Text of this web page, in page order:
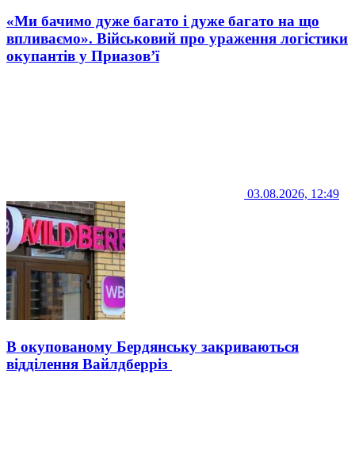
«Ми бачимо дуже багато і дуже багато на що
впливаємо». Військовий про ураження логістики
окупантів у Приазов’ї
03.08.2026, 12:49
В окупованому Бердянську закриваються
відділення Вайлдберріз